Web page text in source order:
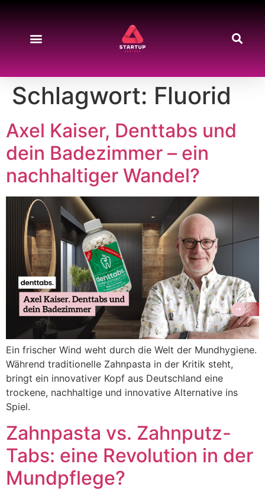
Schlagwort: Fluorid
Axel Kaiser, Denttabs und
dein Badezimmer – ein
nachhaltiger Wandel?
Ein frischer Wind weht durch die Welt der Mundhygiene.
Während traditionelle Zahnpasta in der Kritik steht,
bringt ein innovativer Kopf aus Deutschland eine
trockene, nachhaltige und innovative Alternative ins
Spiel.
Zahnpasta vs. Zahnputz-
Tabs: eine Revolution in der
Mundpflege?